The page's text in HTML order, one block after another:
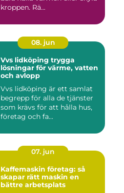
kroppen. Rä...
08. jun
Vvs lidköping trygga
lösningar för värme, vatten
och avlopp
Vvs lidköping är ett samlat
begrepp för alla de tjänster
som krävs för att hålla hus,
företag och fa...
07. jun
Kaffemaskin företag: så
skapar rätt maskin en
bättre arbetsplats